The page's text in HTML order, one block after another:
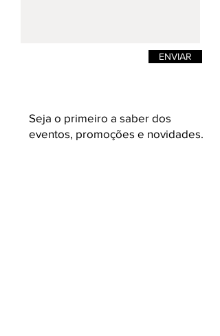
ENVIAR
Seja o primeiro a saber dos
eventos, promoções e novidades.